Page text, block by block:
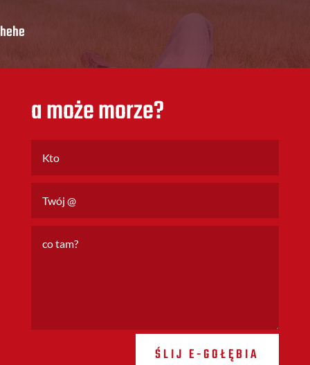
hehe
a może morze?
ŚLIJ E-GOŁĘBIA